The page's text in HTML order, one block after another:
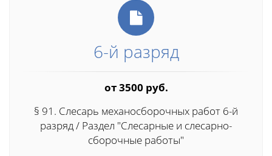
6-й разряд
от 3500 руб.
§ 91. Слесарь механосборочных работ 6-й
разряд / Раздел "Слесарные и слесарно-
сборочные работы"